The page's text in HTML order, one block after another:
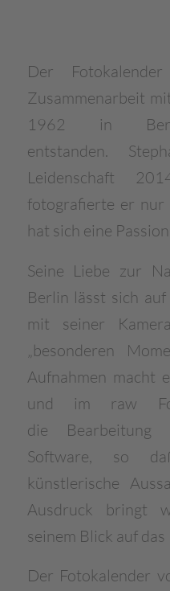
Der
Zusammenarbeit
1962 in
entstanden.
Leidenschaft
fotografierte er
hat sich eine
Seine Liebe zur
Berlin lässt sich
mit seiner
„besonderen
Aufnahmen macht
und im raw
die
Software, so
künstlerische
Ausdruck bringt
seinem Blick auf
Der Fotokalender